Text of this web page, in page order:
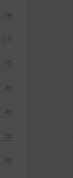
(4)
(14)
(7)
(8)
(8)
(5)
(0)